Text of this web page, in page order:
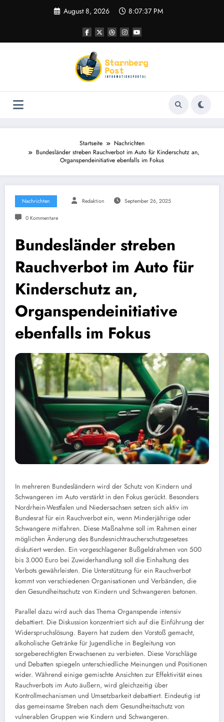
August 8, 2026 8:07:38 PM
Startseite
Nachrichten
Bundesländer streben Rauchverbot im Auto für Kinderschutz an,
Organspendeinitiative ebenfalls im Fokus
Nachrichten Redaktion September 26, 2025
0 Kommentare
Bundesländer streben
Rauchverbot im Auto für
Kinderschutz an,
Organspendeinitiative
ebenfalls im Fokus
In mehreren Bundesländern wird der Schutz von Kindern und
Schwangeren im Auto verstärkt in den Fokus gerückt. Besonders
Nordrhein-Westfalen und Niedersachsen setzen sich aktiv im
Bundesrat für ein Rauchverbot ein, wenn Minderjährige oder
Schwangere mitfahren. Diese Maßnahme soll im Rahmen einer
möglichen Änderung des Bundesnichtraucherschutzgesetzes
diskutiert werden. Ein vorgeschlagener Bußgeldrahmen von 500
bis 3.000 Euro bei Zuwiderhandlung soll die Einhaltung des
Verbots gewährleisten. Die Unterstützung für ein Rauchverbot
kommt von verschiedenen Organisationen und Verbänden, die
den Gesundheitsschutz von Kindern und Schwangeren betonen.
Parallel dazu wird auch das Thema Organspende intensiv
debattiert. Die Diskussion konzentriert sich auf die Einführung der
Widerspruchslösung. Bayern hat zudem den Vorstoß gemacht,
alkoholische Getränke für Jugendliche in Begleitung von
sorgeberechtigten Erwachsenen zu verbieten. Diese Vorschläge
und Debatten spiegeln unterschiedliche Meinungen und Positionen
wider. Während einige gemischte Ansichten zur Effektivität eines
Rauchverbots im Auto äußern, wird gleichzeitig über
Kontrollmechanismen und Umsetzbarkeit debattiert. Eindeutig ist
das gemeinsame Streben nach dem Gesundheitsschutz von
vulnerablen Gruppen wie Kindern und Schwangeren.